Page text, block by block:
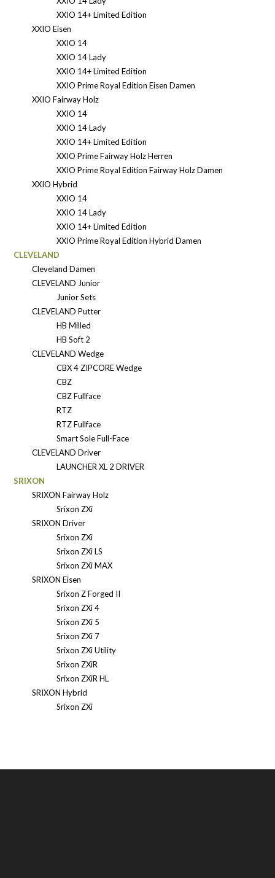
XXIO 14+ Limited Edition
XXIO Eisen
XXIO 14
XXIO 14 Lady
XXIO 14+ Limited Edition
XXIO Prime Royal Edition Eisen Damen
XXIO Fairway Holz
XXIO 14
XXIO 14 Lady
XXIO 14+ Limited Edition
XXIO Prime Fairway Holz Herren
XXIO Prime Royal Edition Fairway Holz Damen
XXIO Hybrid
XXIO 14
XXIO 14 Lady
XXIO 14+ Limited Edition
XXIO Prime Royal Edition Hybrid Damen
CLEVELAND
Cleveland Damen
CLEVELAND Junior
Junior Sets
CLEVELAND Putter
HB Milled
HB Soft 2
CLEVELAND Wedge
CBX 4 ZIPCORE Wedge
CBZ
CBZ Fullface
RTZ
RTZ Fullface
Smart Sole Full-Face
CLEVELAND Driver
LAUNCHER XL 2 DRIVER
SRIXON
SRIXON Fairway Holz
Srixon ZXi
SRIXON Driver
Srixon ZXi
Srixon ZXi LS
Srixon ZXi MAX
SRIXON Eisen
Srixon Z Forged II
Srixon ZXi 4
Srixon ZXi 5
Srixon ZXi 7
Srixon ZXi Utility
Srixon ZXiR
Srixon ZXiR HL
SRIXON Hybrid
Srixon ZXi